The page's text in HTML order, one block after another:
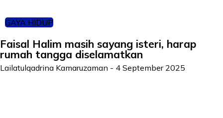
GAYA HIDUP
Faisal Halim masih sayang isteri, harap
rumah tangga diselamatkan
Lailatulqadrina Kamaruzaman - 4 September 2025